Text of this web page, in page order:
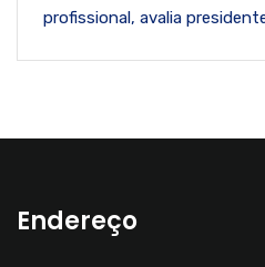
profissional, avalia
Endereço